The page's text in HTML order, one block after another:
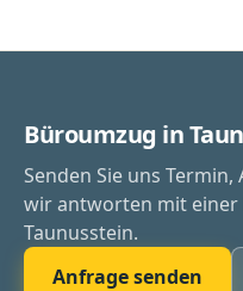
Büroumzug in
Senden Sie uns
wir antworten mit einer
Taunusstein.
Anfrage senden